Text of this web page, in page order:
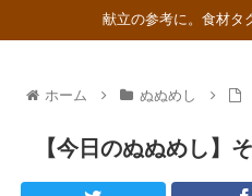
献立の参考に。食材タ
ホーム ぬぬめし
【今日のぬぬめし】